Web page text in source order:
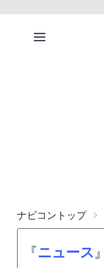
ナビコントップ
『ニュース 』